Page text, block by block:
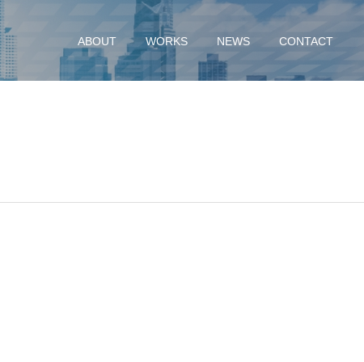
ABOUT WORKS NEWS CONTACT